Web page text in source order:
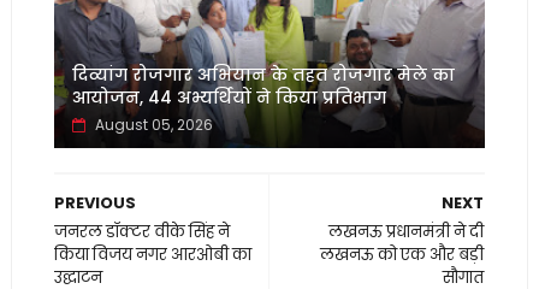
दिव्यांग रोजगार अभियान के तहत रोजगार मेले का
आयोजन, 44 अभ्यर्थियों ने किया प्रतिभाग
August 05, 2026
NEXT
लखनऊ प्रधानमंत्री ने दी
लखनऊ को एक और बड़ी
सौगात
PREVIOUS
जनरल डॉक्टर वीके सिंह ने
किया विजय नगर आरओबी का
उद्घाटन